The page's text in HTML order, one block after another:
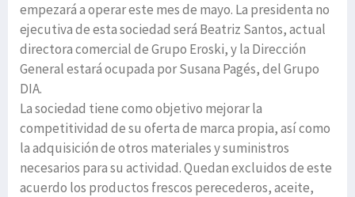
empezará a operar este mes de mayo. La presidenta no
ejecutiva de esta sociedad será Beatriz Santos, actual
directora comercial de Grupo Eroski, y la Dirección
General estará ocupada por Susana Pagés, del Grupo
DIA.
La sociedad tiene como objetivo mejorar la
competitividad de su oferta de marca propia, así como
la adquisición de otros materiales y suministros
necesarios para su actividad. Quedan excluidos de este
acuerdo los productos frescos perecederos, aceite,